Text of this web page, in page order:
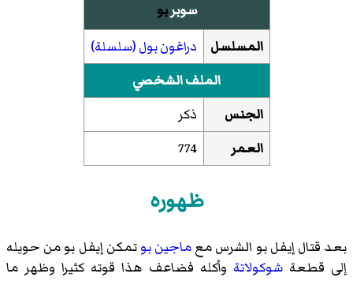
سوبربو
المسلسل
دراغون بول (سلسلة)
الملف الشخصي
الجنس
ذكر
العمر
774
ظهوره
بعد قتالإيفل بو الشرس معماجين بوتمكنإيفل بومن حويله
إلى قطعةشوكولاتة وأكله فضاعف هذا قوته كثيرا وظهر ما